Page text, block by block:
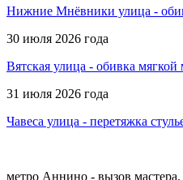
Нижние Мнёвники улица -
30 июля 2026 года
Вятская улица - обивка
31 июля 2026 года
Чавеса улица - перетяжка
метро Аннино - вызов мастера.